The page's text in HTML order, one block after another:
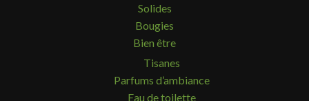
Solides
Bougies
Bien être
Tisanes
Parfums d’ambiance
Eau de toilette